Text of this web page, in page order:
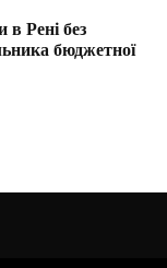
в Рені без
бюджетної